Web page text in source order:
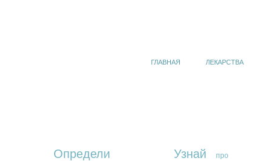
ГЛАВНАЯ ЛЕКАРСТВА
Определи Узнай
про